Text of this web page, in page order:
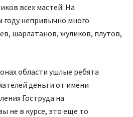
всех мастей. На
непривычно много
шарлатанов, жуликов, плутов,
области ушлые ребята
деньги от имени
Гос­труда на
не в курсе, это еще то